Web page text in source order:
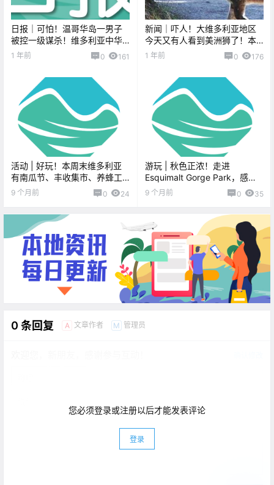
日报｜可怕！温哥华岛一男子
被控一级谋杀！维多利亚中华
历史博物馆成为永久展馆~
1 年前 0 161
新闻｜吓人！大维多利亚地区
今天又有人看到美洲狮了！本
月将举办宠物游行~
1 年前 0 176
活动 | 好玩！本周末维多利亚
有南瓜节、丰收集市、养蜂工
作坊、妈妈集市、僵尸游行、
车展与cosplay秀、恐怖电影放
映！
9 个月前 0 24
游玩 | 秋色正浓！走进
Esquimalt Gorge Park，感受
日式花园的宁静之美！
9 个月前 0 35
0 条回复 A 文章作者 M 管理员
您必须登录或注册以后才能发表评论
登录